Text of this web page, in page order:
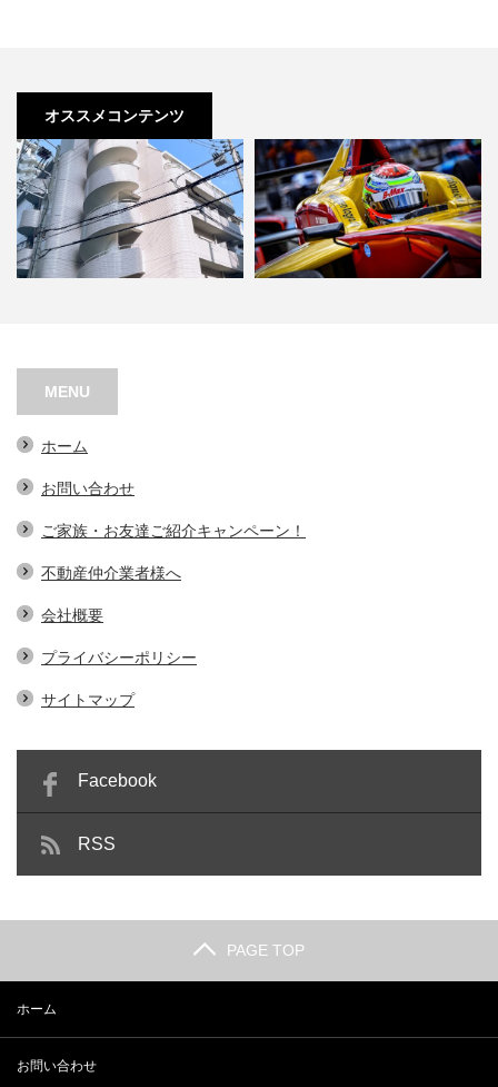
オススメコンテンツ
シャトー江之子島
MENU
ホーム
お問い合わせ
ご家族・お友達ご紹介キャンペーン！
不動産仲介業者様へ
会社概要
プライバシーポリシー
サイトマップ
Facebook
RSS
PAGE TOP
ホーム
お問い合わせ